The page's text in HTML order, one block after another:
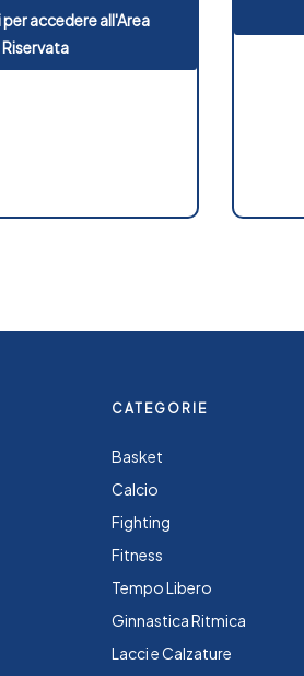
accedere all'Area
Riservata
CATEGORIE
Basket
Calcio
Fighting
Fitness
Tempo Libero
Ginnastica Ritmica
Lacci e Calzature